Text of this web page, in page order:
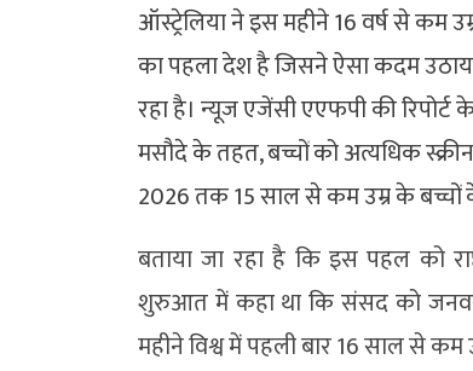
ऑस्ट्रेलिया ने इस महीने 16 वर्ष से कम
का पहला देश है जिसने ऐसा कदम
रहा है। न्यूज एजेंसी एएफपी की
मसौदे के तहत, बच्चों को अत्यधिक
2026 तक 15 साल से कम उम्र के बच्चों
बताया जा रहा है कि इस पहल को
शुरुआत में कहा था कि संसद को
महीने विश्व में पहली बार 16 साल से कम